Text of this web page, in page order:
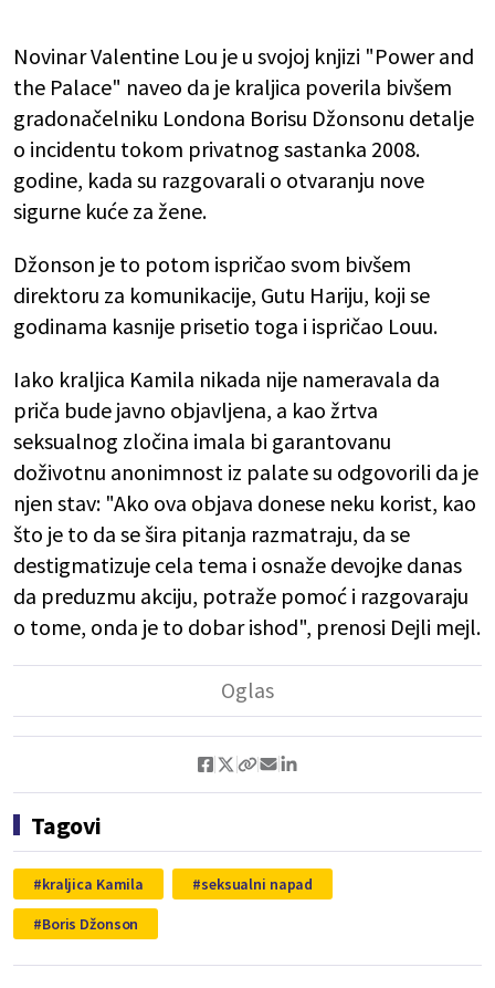
Novinar Valentine Lou je u svojoj knjizi "Power and
the Palace" naveo da je kraljica poverila bivšem
gradonačelniku Londona Borisu Džonsonu detalje
o incidentu tokom privatnog sastanka 2008.
godine, kada su razgovarali o otvaranju nove
sigurne kuće za žene.
Džonson je to potom ispričao svom bivšem
direktoru za komunikacije, Gutu Hariju, koji se
godinama kasnije prisetio toga i ispričao Louu.
Iako kraljica Kamila nikada nije nameravala da
priča bude javno objavljena, a kao žrtva
seksualnog zločina imala bi garantovanu
doživotnu anonimnost iz palate su odgovorili da je
njen stav: "Ako ova objava donese neku korist, kao
što je to da se šira pitanja razmatraju, da se
destigmatizuje cela tema i osnaže devojke danas
da preduzmu akciju, potraže pomoć i razgovaraju
o tome, onda je to dobar ishod", prenosi Dejli mejl.
Tagovi
kraljica Kamila
seksualni napad
Boris Džonson